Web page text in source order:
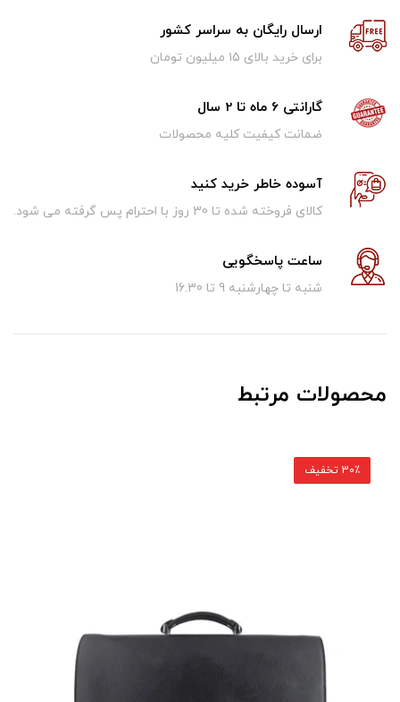
ارسال رایگان به سراسر کشور
برای خرید بالای ۱5 میلیون تومان
گارانتی 6 ماه تا 2 سال
ضمانت کیفیت کلیه محصولات
آسوده خاطر خرید کنید
کالای فروخته شده تا 30 روز با احترام پس گرفته می شود.
ساعت پاسخگویی
شنبه تا چهارشنبه 9 تا 16.30
محصولات مرتبط
30٪ تخفیف